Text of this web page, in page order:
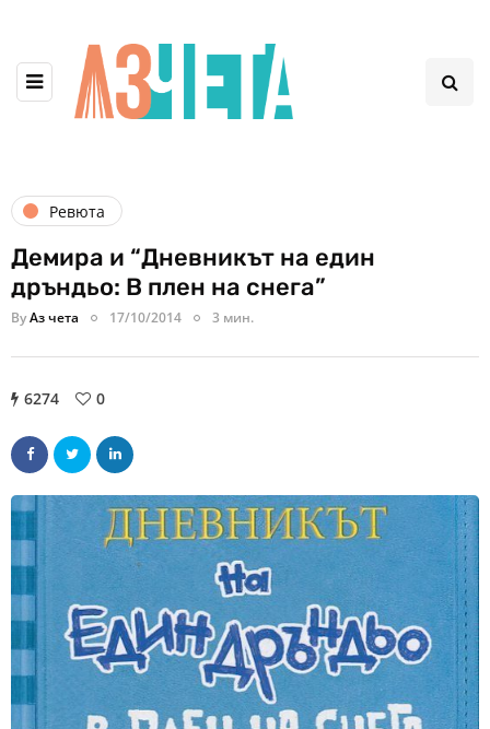
Ревюта
Демира и “Дневникът на един
дръндьо: В плен на снега”
ByАз чета 17/10/2014 3 мин.
6274 0